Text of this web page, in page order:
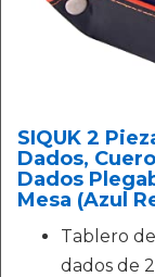
SIQUK 2
Dados,
Dados
Mesa (Azul
Tablero
dados de